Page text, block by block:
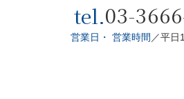
tel.03-
営業日・ 営業時間 ／平日